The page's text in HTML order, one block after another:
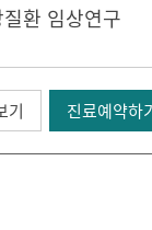
환 임상연구
기 진료예약하